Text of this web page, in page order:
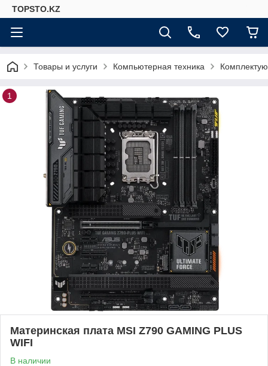
TOPSTO.KZ
Товары и услуги Компьютерная техника
1
Материнская плата MSI Z790 GAMING PLUS
WIFI
В наличии